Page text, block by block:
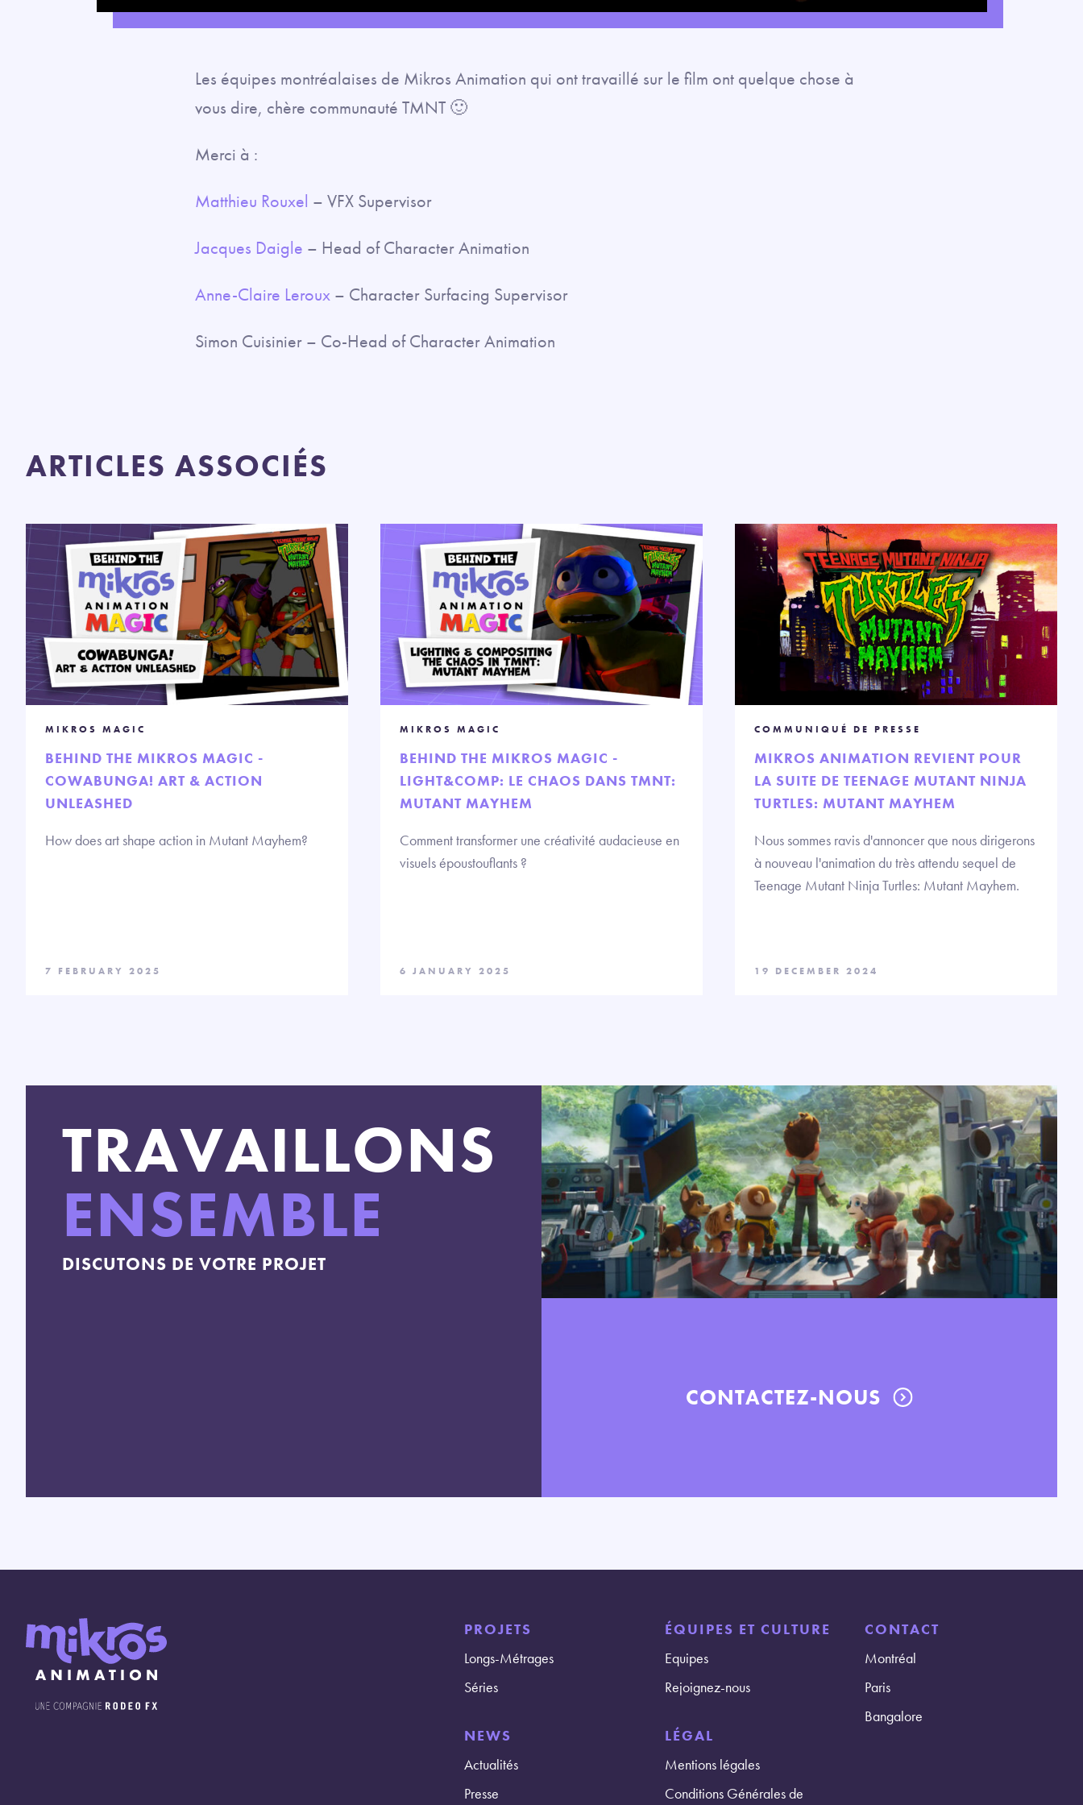
Play Mute SettingsEnter
fullscreen
Les équipes montréalaises de Mikros Animation qui ont travaillé sur le film ont quelque chose à
vous dire, chère communauté TMNT 🙂
Merci à :
Matthieu Rouxel – VFX Supervisor
Jacques Daigle – Head of Character Animation
Anne-Claire Leroux – Character Surfacing Supervisor
Simon Cuisinier – Co-Head of Character Animation
ARTICLES ASSOCIÉS
MIKROS MAGIC
BEHIND THE MIKROS MAGIC -
COWABUNGA! ART & ACTION
UNLEASHED
How does art shape action in Mutant Mayhem?
7 FEBRUARY 2025
MIKROS MAGIC
BEHIND THE MIKROS MAGIC -
LIGHT&COMP: LE CHAOS DANS TMNT:
MUTANT MAYHEM
Comment transformer une créativité audacieuse en
visuels époustouflants ?
6 JANUARY 2025
COMMUNIQUÉ DE PRESSE
MIKROS ANIMATION REVIENT POUR
LA SUITE DE TEENAGE MUTANT NINJA
TURTLES: MUTANT MAYHEM
Nous sommes ravis d'annoncer que nous dirigerons
à nouveau l'animation du très attendu sequel de
Teenage Mutant Ninja Turtles: Mutant Mayhem.
19 DECEMBER 2024
TRAVAILLONS
ENSEMBLE
DISCUTONS DE VOTRE PROJET
CONTACTEZ-NOUS
PROJETS
Longs-Métrages
Séries
NEWS
Actualités
Presse
ÉQUIPES ET CULTURE
Equipes
Rejoignez-nous
LÉGAL
Mentions légales
Conditions Générales de
CONTACT
Montréal
Paris
Bangalore